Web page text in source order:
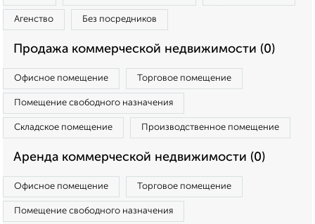
Агенство Без посредников
Продажа коммерческой недвижимости (0)
Офисное помещение Торговое помещение
Помещение свободного назначения
Складское помещение Производственное помещение
Аренда коммерческой недвижимости (0)
Офисное помещение Торговое помещение
Помещение свободного назначения